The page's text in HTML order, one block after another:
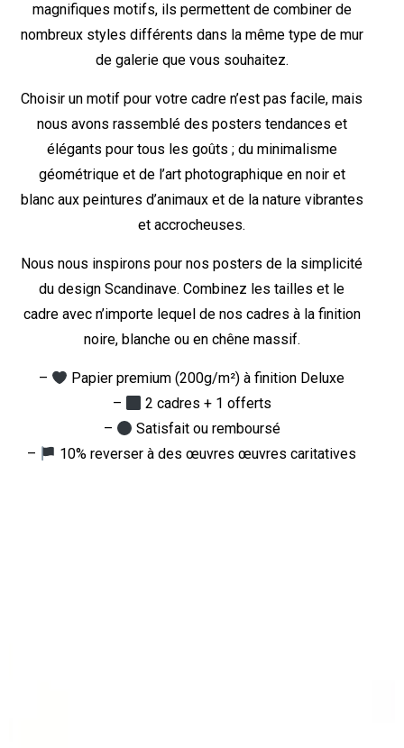
magnifiques motifs, ils permettent de combiner de
nombreux styles différents dans la même type de mur
de galerie que vous souhaitez.
Choisir un motif pour votre cadre n’est pas facile, mais
nous avons rassemblé des posters tendances et
élégants pour tous les goûts ; du minimalisme
géométrique et de l’art photographique en noir et
blanc aux peintures d’animaux et de la nature vibrantes
et accrocheuses.
Nous nous inspirons pour nos posters de la simplicité
du design Scandinave. Combinez les tailles et le
cadre avec n’importe lequel de nos cadres à la finition
noire, blanche ou en chêne massif.
–
Papier premium (200g/m²) à finition Deluxe
–
2 cadres + 1 offerts
–
Satisfait ou remboursé
–
10% reverser à des œuvres œuvres caritatives